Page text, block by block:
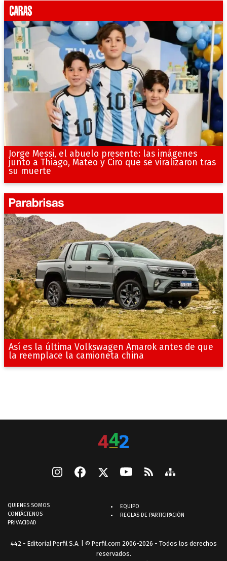
Jorge Messi, el abuelo presente: las imágenes
junto a Thiago, Mateo y Ciro que se viralizaron tras
su muerte
Así es la última Volkswagen Amarok antes de que
la reemplace la camioneta china
QUIENES SOMOS
CONTÁCTENOS
PRIVACIDAD
EQUIPO
REGLAS DE PARTICIPACIÓN
442 - Editorial Perfil S.A. | © Perfil.com 2006-2026 - Todos los derechos
reservados.